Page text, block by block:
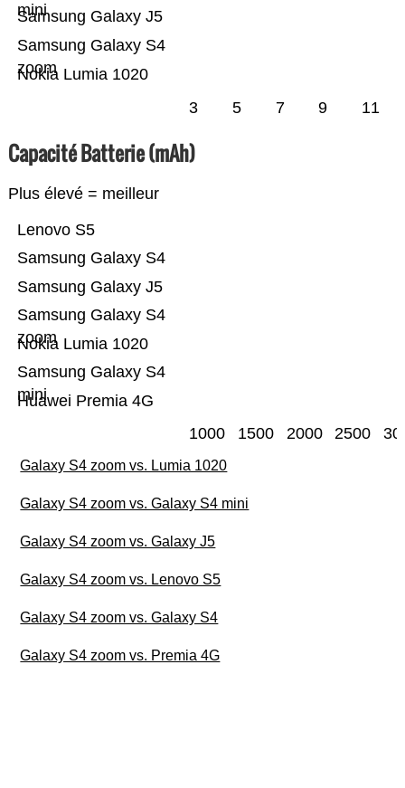
Nokia Lumia 1020
Samsung Galaxy S4
zoom
Samsung Galaxy J5
mini
3 5 7 9 11
Capacité Batterie (mAh)
Plus élevé = meilleur
Huawei Premia 4G
Samsung Galaxy S4
mini
Nokia Lumia 1020
Samsung Galaxy S4
zoom
Samsung Galaxy J5
Samsung Galaxy S4
Lenovo S5
1000 1500 2000 2500
Galaxy S4 zoom vs. Lumia 1020
Galaxy S4 zoom vs. Galaxy S4 mini
Galaxy S4 zoom vs. Galaxy J5
Galaxy S4 zoom vs. Lenovo S5
Galaxy S4 zoom vs. Galaxy S4
Galaxy S4 zoom vs. Premia 4G